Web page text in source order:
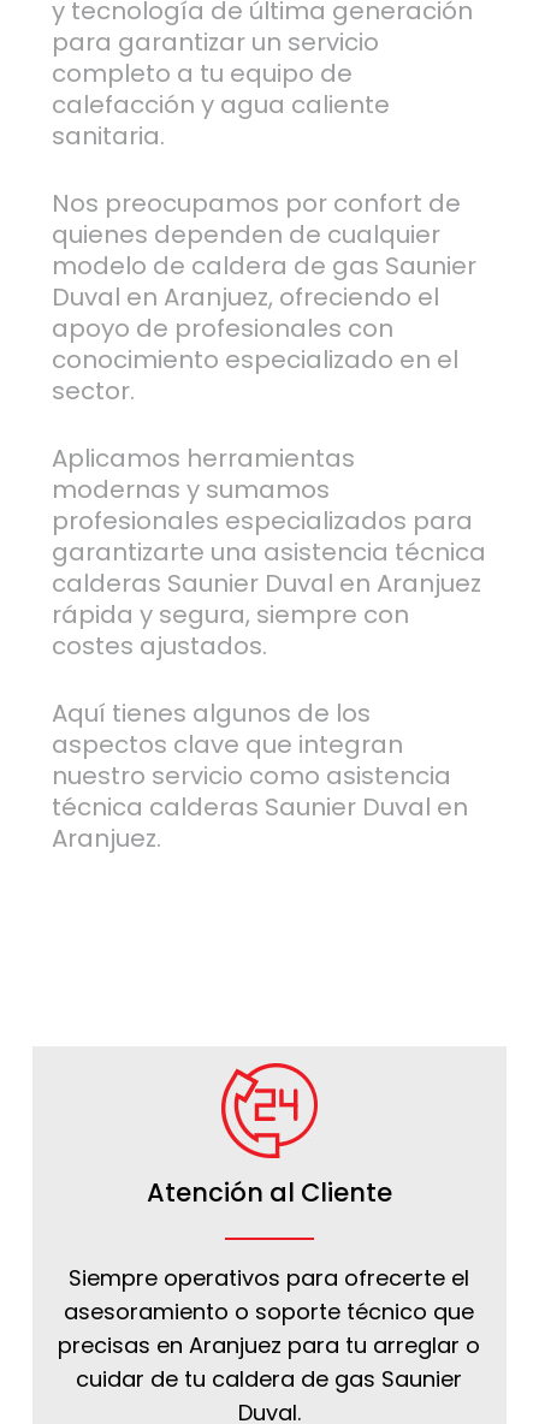
y tecnología de última generación
para garantizar un servicio
completo a tu equipo de
calefacción y agua caliente
sanitaria.
Nos preocupamos por confort de
quienes dependen de cualquier
modelo de caldera de gas Saunier
Duval en Aranjuez, ofreciendo el
apoyo de profesionales con
conocimiento especializado en el
sector.
Aplicamos herramientas
modernas y sumamos
profesionales especializados para
garantizarte una asistencia técnica
calderas Saunier Duval en Aranjuez
rápida y segura, siempre con
costes ajustados.
Aquí tienes algunos de los
aspectos clave que integran
nuestro servicio como asistencia
técnica calderas Saunier Duval en
Aranjuez.
Atención al Cliente
Siempre operativos para ofrecerte el
asesoramiento o soporte técnico que
precisas en Aranjuez para tu arreglar o
cuidar de tu caldera de gas Saunier
Duval.